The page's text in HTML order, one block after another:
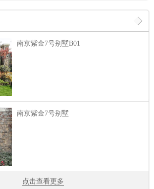
南京紫金7号别墅B01
南京紫金7号别墅
点击查看更多